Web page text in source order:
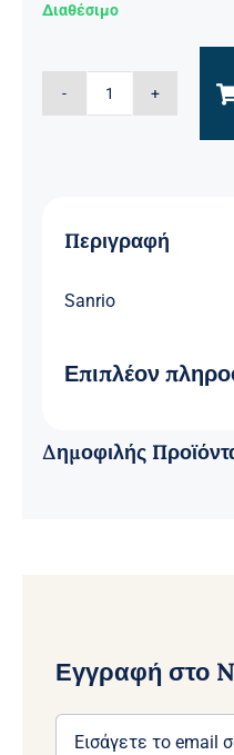
Διαθέσιμο
CM
Περιγραφή
Sanrio
Επιπλέον
Δημοφιλής
Εγγραφή στο